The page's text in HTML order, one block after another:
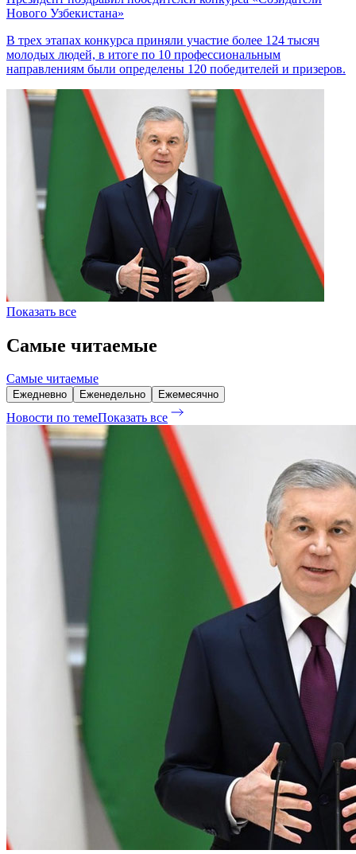
Нового Узбекистана»
В трех этапах конкурса приняли участие более 124 тысяч
молодых людей, в итоге по 10 профессиональным
направлениям были определены 120 победителей и призеров.
Показать все
Самые читаемые
Самые читаемые
Ежедневно Еженедельно Ежемесячно
Новости по темеПоказать все